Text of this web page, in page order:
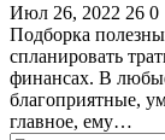
Июл 26, 2022 26 0
Подборка
спланировать
финансах. В
благоприятные,
главное, ему…